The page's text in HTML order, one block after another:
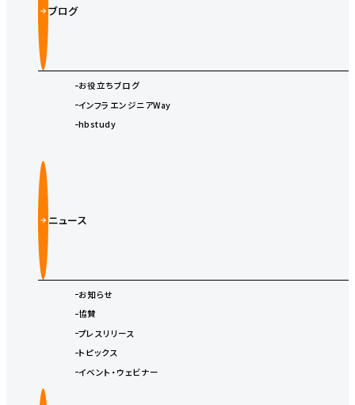
ブログ
お役立ちブログ
インフラエンジニアWay
hbstudy
ニュース
お知らせ
協賛
プレスリリース
トピックス
イベント・ウェビナー